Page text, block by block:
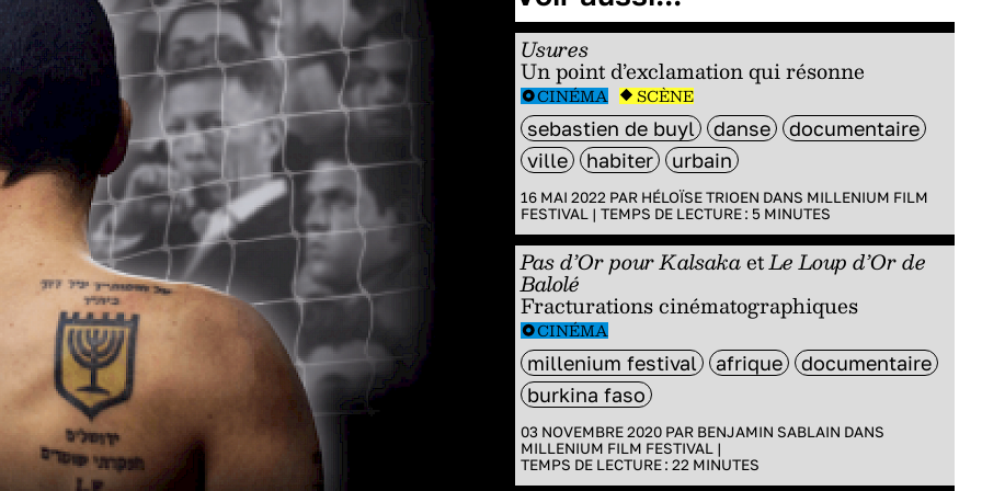
Usures
Un point d’exclamation qui résonne
CINÉMA SCÈNE
sebastien de buyl danse
documentaire
ville
habiter urbain
16 MAI 2022 PAR HÉLOÏSE TRIOEN DANS MILLENIUM FILM
FESTIVAL | TEMPS DE LECTURE : 5MINUTES
Pas d’Or pour KalsakaetLe Loup d’Or de
Balolé
Fracturations cinématographiques
CINÉMA
millenium festival afrique
documentaire
burkina faso
03 NOVEMBRE 2020 PAR BENJAMIN SABLAIN DANS
MILLENIUM FILM FESTIVAL |
TEMPS DE LECTURE : 22 MINUTES